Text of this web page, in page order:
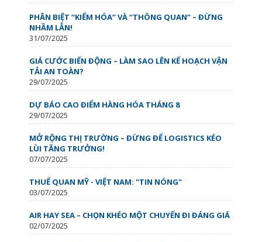
PHÂN BIỆT “KIỂM HÓA” VÀ “THÔNG QUAN” – ĐỪNG
NHẦM LẪN!
31/07/2025
GIÁ CƯỚC BIẾN ĐỘNG – LÀM SAO LÊN KẾ HOẠCH VẬN
TẢI AN TOÀN?
29/07/2025
DỰ BÁO CAO ĐIỂM HÀNG HÓA THÁNG 8
29/07/2025
MỞ RỘNG THỊ TRƯỜNG – ĐỪNG ĐỂ LOGISTICS KÉO
LÙI TĂNG TRƯỞNG!
07/07/2025
THUẾ QUAN MỸ - VIỆT NAM: "TIN NÓNG"
03/07/2025
AIR HAY SEA – CHỌN KHÉO MỘT CHUYẾN ĐI ĐÁNG GIÁ
02/07/2025